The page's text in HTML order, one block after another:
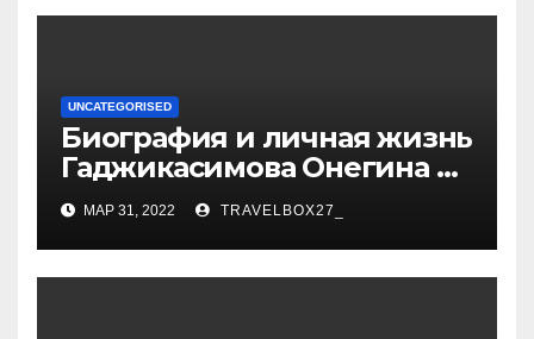
UNCATEGORISED
Биография и личная жизнь
Гаджикасимова Онегина —
информация о жене и
детях
МАР 31, 2022 TRAVELBOX27_